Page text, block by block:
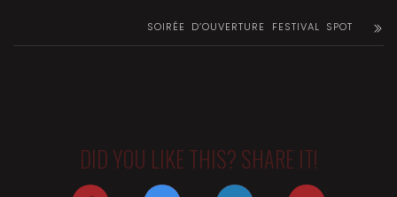
SOIRÉE D’OUVERTURE FESTIVAL SPOT
DID YOU LIKE THIS? SHARE IT!